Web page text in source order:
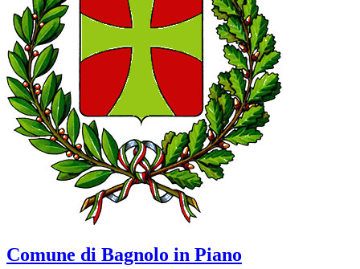
Comune di Bagnolo in Piano